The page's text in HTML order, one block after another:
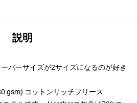
説明
バーサイズが2サイズになるのが好き
gsm) コットンリッチフリース